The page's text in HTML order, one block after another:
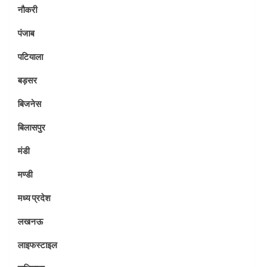
नौकरी
पंजाब
पटियाला
बड़सर
बिजनेस
बिलासपुर
मंडी
मण्डी
मध्य प्रदेश
लखनऊ
लाइफस्टाइल